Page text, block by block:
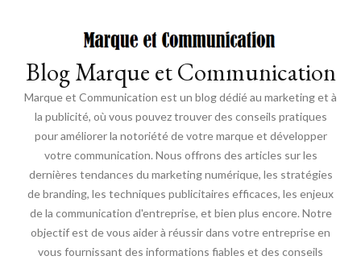
Blog Marque et Communication
Marque et Communication est un blog dédié au marketing et à
la publicité, où vous pouvez trouver des conseils pratiques
pour améliorer la notoriété de votre marque et développer
votre communication. Nous offrons des articles sur les
dernières tendances du marketing numérique, les stratégies
de branding, les techniques publicitaires efficaces, les enjeux
de la communication d'entreprise, et bien plus encore. Notre
objectif est de vous aider à réussir dans votre entreprise en
vous fournissant des informations fiables et des conseils